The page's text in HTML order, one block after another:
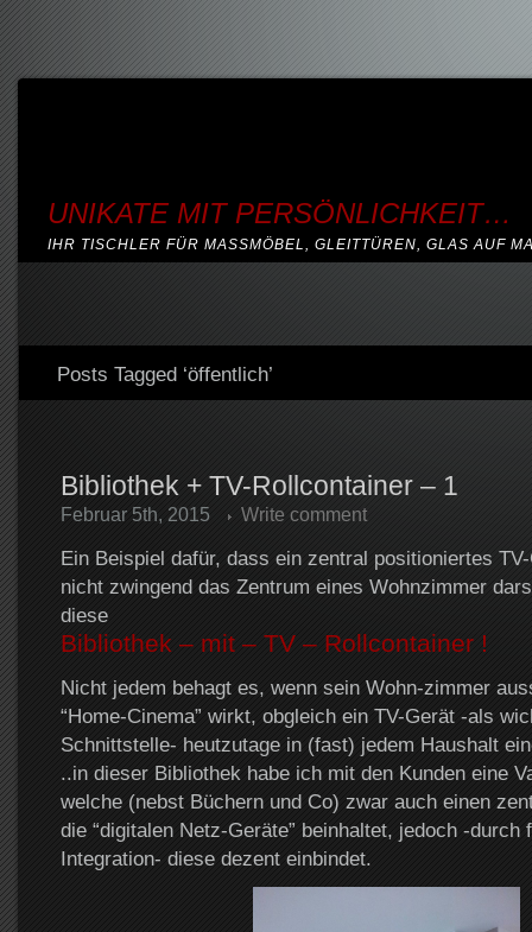
UNIKATE MIT PERSÖNLICHKEIT…
IHR TISCHLER FÜR MASSMÖBEL, GLEITTÜREN, GLAS AUF
Posts Tagged ‘öffentlich’
Bibliothek + TV-Rollcontainer – 1
Februar 5th, 2015 Write comment
Ein Beispiel dafür, dass ein zentral positioniertes
nicht zwingend das Zentrum eines Wohnzimmer
diese
Bibliothek – mit – TV – Rollcontainer !
Nicht jedem behagt es, wenn sein Wohn-zimmer
“Home-Cinema” wirkt, obgleich ein TV-Gerät -als
Schnittstelle- heutzutage in (fast) jedem Haushalt
..in dieser Bibliothek habe ich mit den Kunden eine
welche (nebst Büchern und Co) zwar auch einen
die “digitalen Netz-Geräte” beinhaltet, jedoch -durch
Integration- diese dezent einbindet.